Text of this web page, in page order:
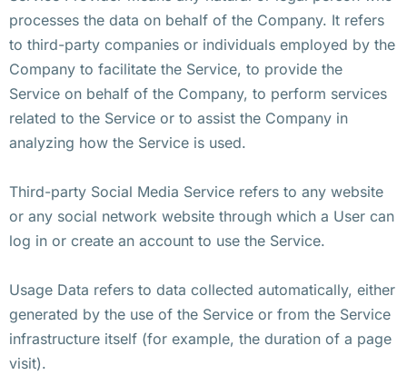
processes the data on behalf of the Company. It refers
to third-party companies or individuals employed by the
Company to facilitate the Service, to provide the
Service on behalf of the Company, to perform services
related to the Service or to assist the Company in
analyzing how the Service is used.
Third-party Social Media Service refers to any website
or any social network website through which a User can
log in or create an account to use the Service.
Usage Data refers to data collected automatically, either
generated by the use of the Service or from the Service
infrastructure itself (for example, the duration of a page
visit).